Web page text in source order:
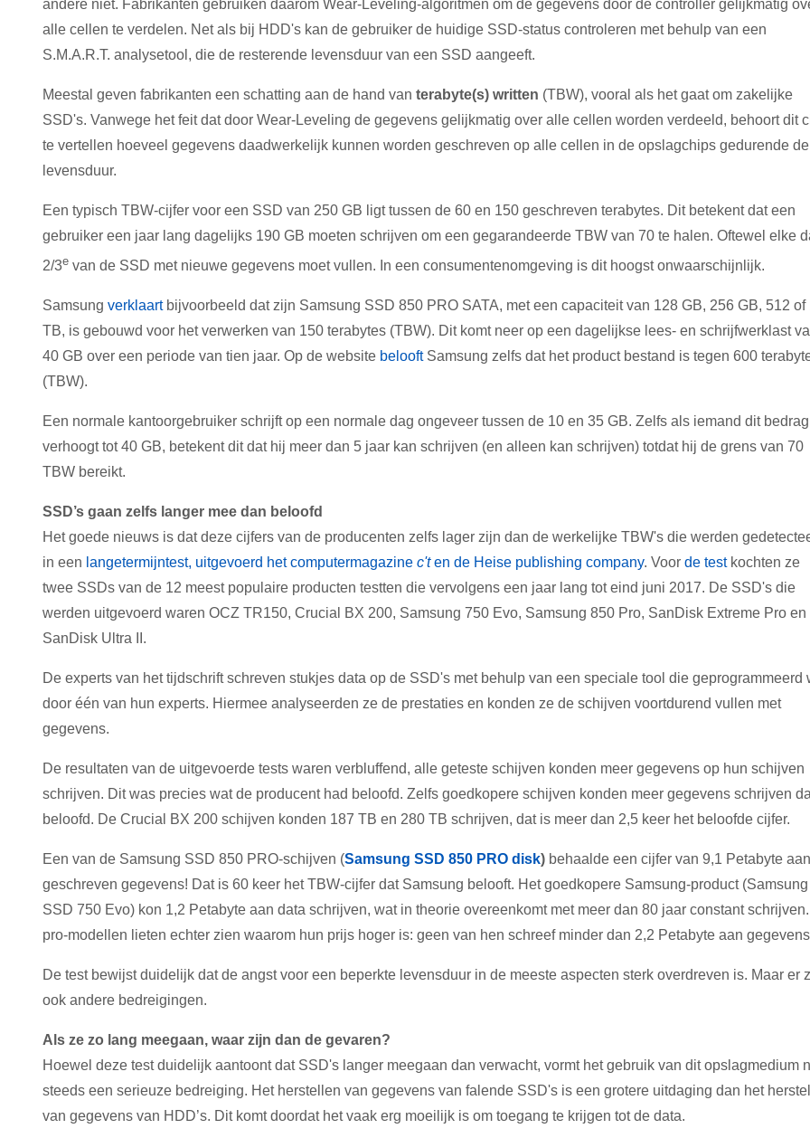
andere niet. Fabrikanten gebruiken daarom Wear-Leveling-algoritmen om de gegevens door de controller gelijkmatig
alle cellen te verdelen. Net als bij HDD's kan de gebruiker de huidige SSD-status controleren met behulp van een
S.M.A.R.T. analysetool, die de resterende levensduur van een SSD aangeeft.
Meestal geven fabrikanten een schatting aan de hand van terabyte(s) written (TBW), vooral als het gaat om zakelijke
SSD's. Vanwege het feit dat door Wear-Leveling de gegevens gelijkmatig over alle cellen worden verdeeld, behoort dit
te vertellen hoeveel gegevens daadwerkelijk kunnen worden geschreven op alle cellen in de opslagchips gedurende de
levensduur.
Een typisch TBW-cijfer voor een SSD van 250 GB ligt tussen de 60 en 150 geschreven terabytes. Dit betekent dat een
gebruiker een jaar lang dagelijks 190 GB moeten schrijven om een gegarandeerde TBW van 70 te halen. Oftewel elke
2/3e van de SSD met nieuwe gegevens moet vullen. In een consumentenomgeving is dit hoogst onwaarschijnlijk.
Samsung verklaartbijvoorbeeld dat zijn Samsung SSD 850 PRO SATA, met een capaciteit van 128 GB, 256 GB, 512 of
TB, is gebouwd voor het verwerken van 150 terabytes (TBW). Dit komt neer op een dagelijkse lees- en schrijfwerklast
40 GB over een periode van tien jaar. Op de website belooftSamsung zelfs dat het product bestand is tegen 600
(TBW).
Een normale kantoorgebruiker schrijft op een normale dag ongeveer tussen de 10 en 35 GB. Zelfs als iemand dit bedrag
verhoogt tot 40 GB, betekent dit dat hij meer dan 5 jaar kan schrijven (en alleen kan schrijven) totdat hij de grens van 70
TBW bereikt.
SSD’s gaan zelfs langer mee dan beloofd
Het goede nieuws is dat deze cijfers van de producenten zelfs lager zijn dan de werkelijke TBW's die werden
in een langetermijntest, uitgevoerd het computermagazine c'ten de Heise publishing company. Voor de testkochten ze
twee SSDs van de 12 meest populaire producten testten die vervolgens een jaar lang tot eind juni 2017. De SSD's die
werden uitgevoerd waren OCZ TR150, Crucial BX 200, Samsung 750 Evo, Samsung 850 Pro, SanDisk Extreme Pro en
SanDisk Ultra II.
De experts van het tijdschrift schreven stukjes data op de SSD's met behulp van een speciale tool die geprogrammeerd
door één van hun experts. Hiermee analyseerden ze de prestaties en konden ze de schijven voortdurend vullen met
gegevens.
De resultaten van de uitgevoerde tests waren verbluffend, alle geteste schijven konden meer gegevens op hun schijven
schrijven. Dit was precies wat de producent had beloofd. Zelfs goedkopere schijven konden meer gegevens schrijven
beloofd. De Crucial BX 200 schijven konden 187 TB en 280 TB schrijven, dat is meer dan 2,5 keer het beloofde cijfer.
Een van de Samsung SSD 850 PRO-schijven (Samsung SSD 850 PRO disk) behaalde een cijfer van 9,1 Petabyte aan
geschreven gegevens! Dat is 60 keer het TBW-cijfer dat Samsung belooft. Het goedkopere Samsung-product (Samsung
SSD 750 Evo) kon 1,2 Petabyte aan data schrijven, wat in theorie overeenkomt met meer dan 80 jaar constant
pro-modellen lieten echter zien waarom hun prijs hoger is: geen van hen schreef minder dan 2,2 Petabyte aan
De test bewijst duidelijk dat de angst voor een beperkte levensduur in de meeste aspecten sterk overdreven is. Maar er
ook andere bedreigingen.
Als ze zo lang meegaan, waar zijn dan de gevaren?
Hoewel deze test duidelijk aantoont dat SSD's langer meegaan dan verwacht, vormt het gebruik van dit opslagmedium
steeds een serieuze bedreiging. Het herstellen van gegevens van falende SSD's is een grotere uitdaging dan het
van gegevens van HDD’s. Dit komt doordat het vaak erg moeilijk is om toegang te krijgen tot de data.